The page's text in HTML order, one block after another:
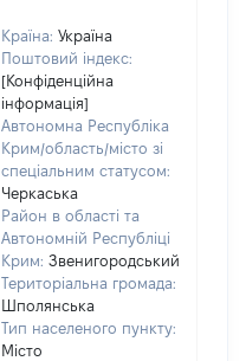
Країна: Україна
Поштовий індекс:
[Конфіденційна
інформація]
Автономна Республіка
Крим/область/місто зі
спеціальним статусом:
Черкаська
Район в області та
Автономній Республіці
Крим: Звенигородський
Територіальна громада:
Шполянська
Тип населеного пункту:
Місто